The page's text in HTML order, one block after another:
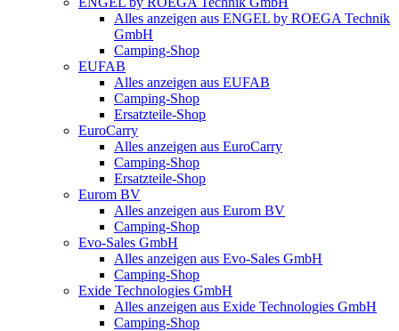
Alles anzeigen aus ENGEL by ROEGA Technik
GmbH
Camping-Shop
EUFAB
Alles anzeigen aus EUFAB
Camping-Shop
Ersatzteile-Shop
EuroCarry
Alles anzeigen aus EuroCarry
Camping-Shop
Ersatzteile-Shop
Eurom BV
Alles anzeigen aus Eurom BV
Camping-Shop
Evo-Sales GmbH
Alles anzeigen aus Evo-Sales GmbH
Camping-Shop
Exide Technologies GmbH
Alles anzeigen aus Exide Technologies GmbH
Camping-Shop